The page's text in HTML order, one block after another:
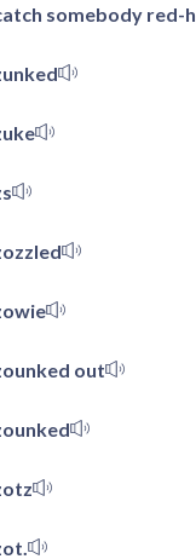
somebody red-
out